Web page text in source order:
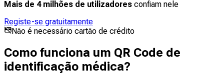
Mais de 4 milhões de utilizadores confiam nele
Registe-se gratuitamente
Não é necessário cartão de crédito
Como funciona um QR Code de
identificação médica?